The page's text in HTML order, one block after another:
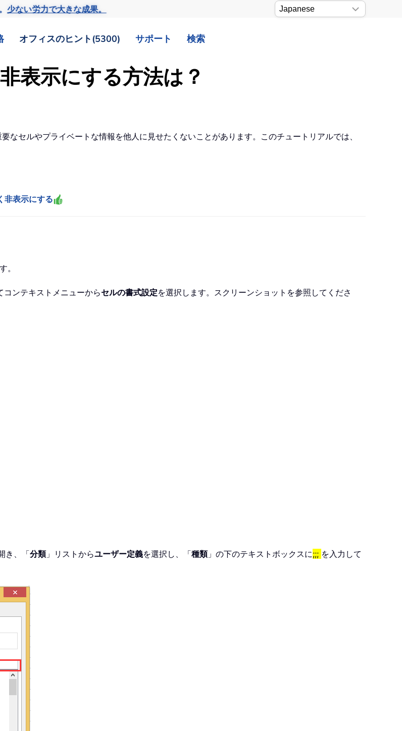
少ない労力で大きな成果。
オフィスのヒント(5300) サポート 検索
表示にする方法は？
なセルやプライベートな情報を他人に見せたくないことがあります。このチュートリアルでは、
非表示にする
。
ンテキストメニューからセルの書式設定を選択します。スクリーンショットを参照してくださ
き、「分類」リストからユーザー定義を選択し、「種類」の下のテキストボックスに;;; を入力して